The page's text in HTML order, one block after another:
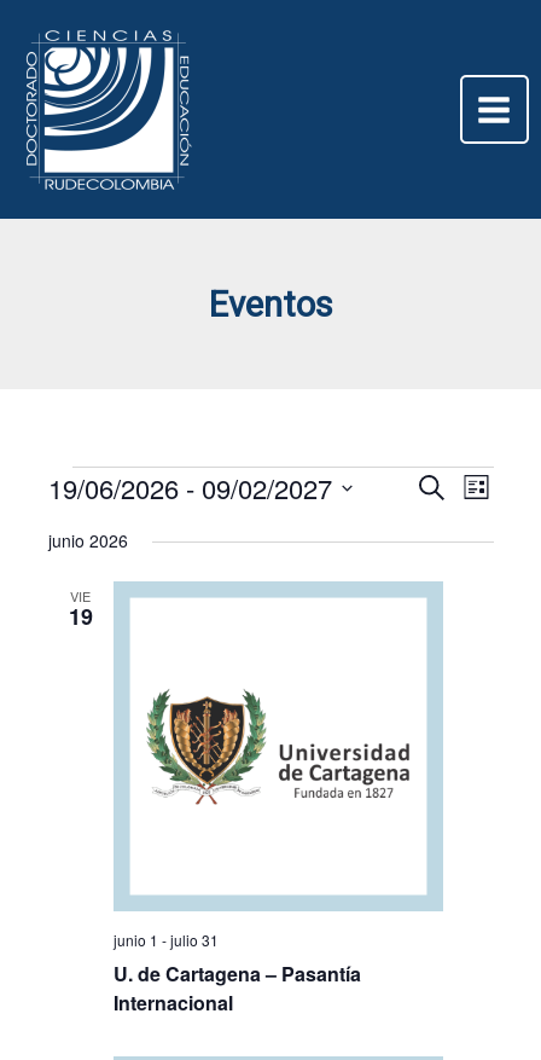
contenido
Eventos
Eventos
Navegación
búsqueda
vistas
Buscar
vistas
Lista
19/06/2026 - 09/02/2027
la
junio 2026
VIE
19
U. de Cartagena – Pasantía
Internacional
junio 1 -julio 31